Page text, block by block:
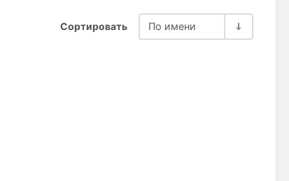
Сортировать По имени